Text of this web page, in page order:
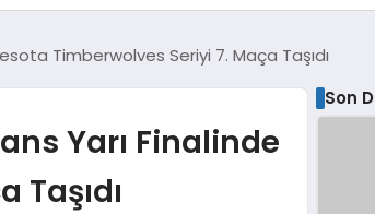
Timberwolves Seriyi 7. Maça Taşıdı
Yarı Finalinde
Son